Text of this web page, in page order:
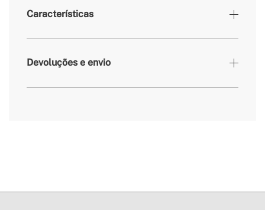
Características
Cores
Devoluções e envio